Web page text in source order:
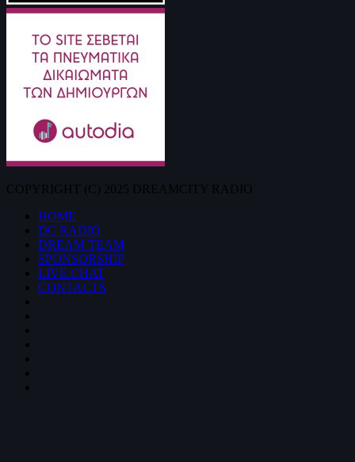
COPYRIGHT (C) 2025 DREAMCITY RADIO
HOME
DC RADIO
DREAM TEAM
SPONSORSHIP
LIVE CHAT
CONTACTS